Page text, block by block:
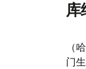
库
（
门